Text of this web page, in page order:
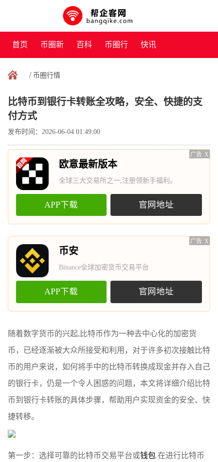
首页 币圈新
闻
百科 币圈行 快讯
/ 币圈行情
比特币到银行卡转账全攻略，安全、快捷的支
付方式
发布时间：2026-06-04 01:49:00
广告 X
欧意最新版本
全球三大交易所之一,注册领新手福利。
APP下载 官网地址
广告 X
币安
Binance全球加密货币交易平台
APP下载 官网地址
随着数字货币的兴起,比特币作为一种去中心化的加密货
币，已经逐渐被大众所接受和利用，对于许多初次接触比特
币的用户来说，如何将手中的比特币转换成现金并存入自己
的银行卡，仍是一个令人困惑的问题，本文将详细介绍比特
币到银行卡转账的具体步骤，帮助用户实现资金的安全、快
捷转移。
第一步：选择可靠的比特币交易平台或钱包 在进行比特币